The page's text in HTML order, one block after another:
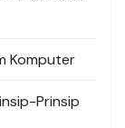
Komputer
Prinsip